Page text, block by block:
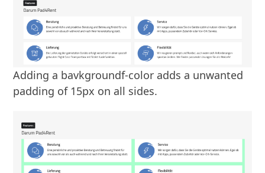
Adding a bavkgroundf-color adds a unwanted
padding of 15px on all sides.